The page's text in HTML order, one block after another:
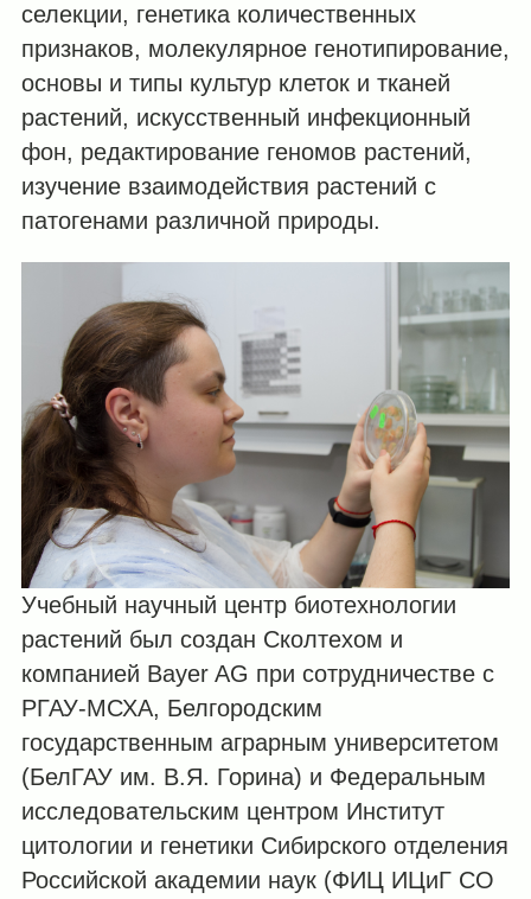
селекции, генетика количественных
признаков, молекулярное генотипирование,
основы и типы культур клеток и тканей
растений, искусственный инфекционный
фон, редактирование геномов растений,
изучение взаимодействия растений с
патогенами различной природы.
Учебный научный центр биотехнологии
растений был создан Сколтехом и
компанией Bayer AG при сотрудничестве с
РГАУ-МСХА, Белгородским
государственным аграрным университетом
(БелГАУ им. В.Я. Горина) и Федеральным
исследовательским центром Институт
цитологии и генетики Сибирского отделения
Российской академии наук (ФИЦ ИЦиГ СО